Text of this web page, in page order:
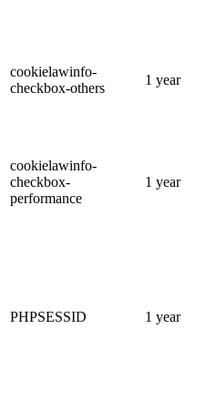
cookielawinfo-
checkbox-others
1 year
cookielawinfo-
checkbox-
performance
1 year
PHPSESSID 1 year